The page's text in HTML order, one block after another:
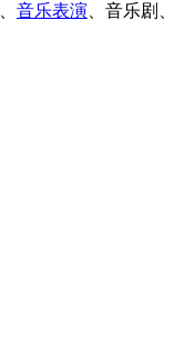
音乐表演 、音乐剧、